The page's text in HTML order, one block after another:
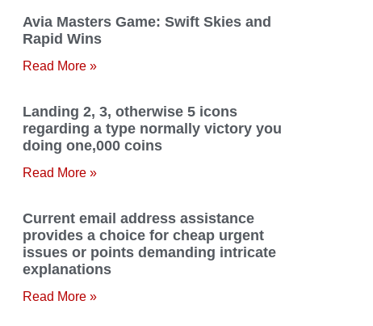
Avia Masters Game: Swift Skies and
Rapid Wins
Read More »
Landing 2, 3, otherwise 5 icons
regarding a type normally victory you
doing one,000 coins
Read More »
Current email address assistance
provides a choice for cheap urgent
issues or points demanding intricate
explanations
Read More »